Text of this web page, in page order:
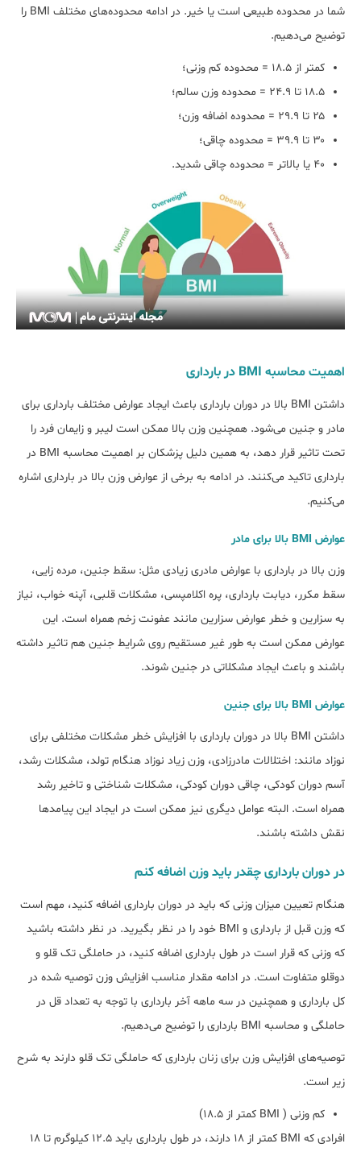
شما در محدوده طبیعی است یا خیر. در ادامه محدوده‌های مختلف BMI را
توضیح می‌دهیم.
کمتر از ۱۸.۵ = محدوده کم وزنی؛
۱۸.۵ تا ۲۴.۹ = محدوده وزن سالم؛
۲۵ تا ۲۹.۹ = محدوده اضافه وزن؛
۳۰ تا ۳۹.۹ = محدوده چاقی؛
۴۰ یا بالاتر = محدوده چاقی شدید.
اهمیت محاسبه BMI در بارداری
داشتن BMI بالا در دوران بارداری باعث ایجاد عوارض مختلف بارداری برای
مادر و جنین می‌شود. همچنین وزن بالا ممکن است لیبر و زایمان فرد را
تحت تاثیر قرار دهد، به همین دلیل پزشکان بر اهمیت محاسبه BMI در
بارداری تاکید می‌کنند. در ادامه به برخی از عوارض وزن بالا در بارداری اشاره
می‌کنیم.
عوارض BMI بالا برای مادر
وزن بالا در بارداری با عوارض مادری زیادی مثل: سقط جنین، مرده زایی،
سقط مکرر، دیابت بارداری، پره اکلامپسی، مشکلات قلبی، آپنه خواب، نیاز
به سزارین و خطر عوارض سزارین مانند عفونت زخم همراه است. این
عوارض ممکن است به طور غیر مستقیم روی شرایط جنین هم تاثیر داشته
باشند و باعث ایجاد مشکلاتی در جنین شوند.
عوارض BMI بالا برای جنین
داشتن BMI بالا در دوران بارداری با افزایش خطر مشکلات مختلفی برای
نوزاد مانند: اختلالات مادرزادی، وزن زیاد نوزاد هنگام تولد، مشکلات رشد،
آسم دوران کودکی، چاقی دوران کودکی، مشکلات شناختی و تاخیر رشد
همراه است. البته عوامل دیگری نیز ممکن است در ایجاد این پیامدها
نقش داشته باشند.
در دوران بارداری چقدر باید وزن اضافه کنم
هنگام تعیین میزان وزنی که باید در دوران بارداری اضافه کنید، مهم است
که وزن قبل از بارداری و BMI خود را در نظر بگیرید. در نظر داشته باشید
که وزنی که قرار است در طول بارداری اضافه کنید، در حاملگی تک قلو و
دوقلو متفاوت است. در ادامه مقدار مناسب افزایش وزن توصیه شده در
کل بارداری و همچنین در سه ماهه آخر بارداری با توجه به تعداد قل در
حاملگی و محاسبه BMI بارداری را توضیح می‌دهیم.
توصیه‌های افزایش وزن برای زنان بارداری که حاملگی تک‌ قلو دارند به شرح
زیر است.
کم وزنی ( BMI کمتر از ۱۸.۵)
افرادی که BMI کمتر از ۱۸ دارند، در طول بارداری باید ۱۲.۵ کیلوگرم تا ۱۸